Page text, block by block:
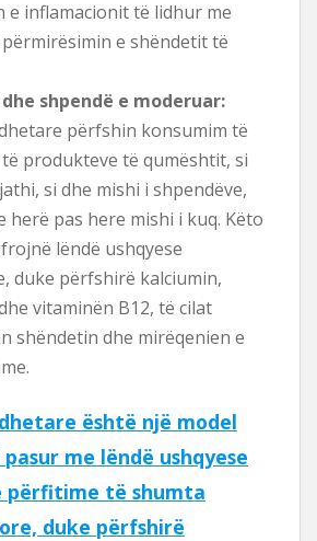
e inflamacionit të lidhur me
e shëndetit të
shpendë e moderuar:
përfshin konsumim të
produkteve të qumështit, si
si dhe mishi i shpendëve,
herë pas here mishi i kuq. Këto
lëndë ushqyese
duke përfshirë kalciumin,
vitaminën B12, të cilat
shëndetin dhe mirëqenien e
është një model
me lëndë ushqyese
përfitime të shumta
duke përfshirë